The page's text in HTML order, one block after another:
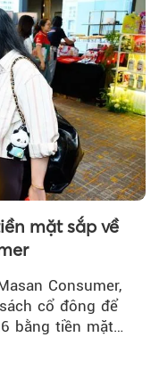
mặt sắp về
Consumer,
cổ đông để
bằng tiền mặt